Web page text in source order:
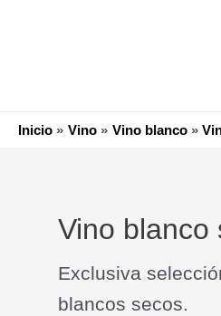
Inicio Vino Vino blanco
Vino blanco
Exclusiva
blancos secos.